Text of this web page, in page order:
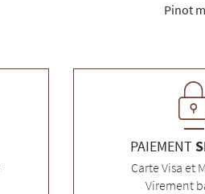
Pinot
PAIEMENT
Carte Visa et
Virement